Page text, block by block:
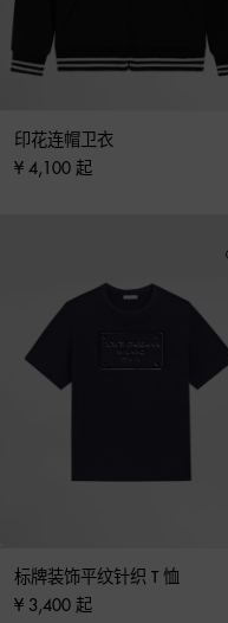
印花连帽卫衣
¥ 4,100 起
标牌装饰平纹针织 T 恤
¥ 3,400 起